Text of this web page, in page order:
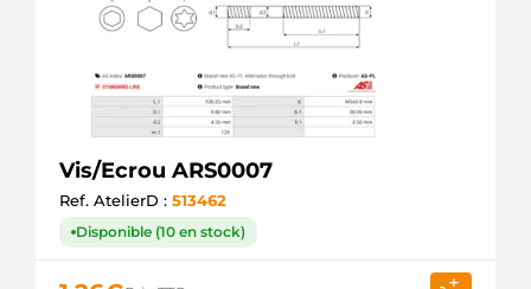
Vis/Ecrou ARS0007
Ref. AtelierD : 513462
Disponible (10 en stock)